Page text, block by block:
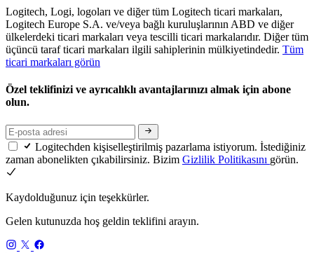
Logitech, Logi, logoları ve diğer tüm Logitech ticari markaları,
Logitech Europe S.A. ve/veya bağlı kuruluşlarının ABD ve diğer
ülkelerdeki ticari markaları veya tescilli ticari markalarıdır. Diğer tüm
üçüncü taraf ticari markaları ilgili sahiplerinin mülkiyetindedir. Tüm
ticari markaları görün
Özel teklifinizi ve ayrıcalıklı avantajlarınızı almak için abone
olun.
Logitechden kişiselleştirilmiş pazarlama istiyorum. İstediğiniz
zaman abonelikten çıkabilirsiniz. Bizim Gizlilik Politikasını görün.
Kaydolduğunuz için teşekkürler.
Gelen kutunuzda hoş geldin teklifini arayın.